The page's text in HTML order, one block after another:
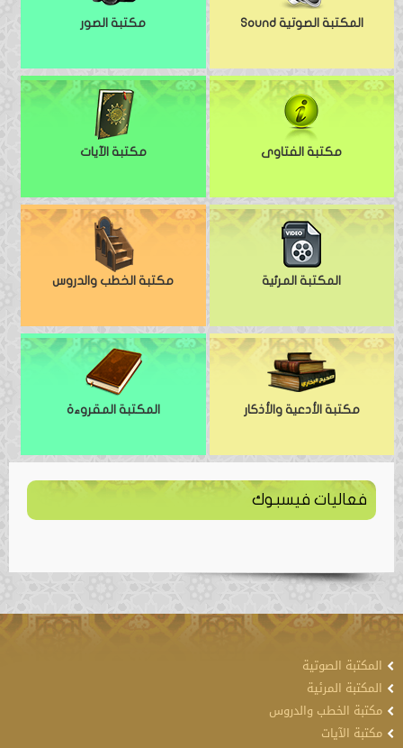
المكتبة الصوتية Sound مكتبة الصور
مكتبة الفتاوى مكتبة الآيات
المكتبة المرئية مكتبة الخطب والدروس
مكتبة الأدعية والأذكار المكتبة المقروءة
فعاليات فيسبوك
المكتبة الصوتية
المكتبة المرئية
مكتبة الخطب والدروس
مكتبة الآيات